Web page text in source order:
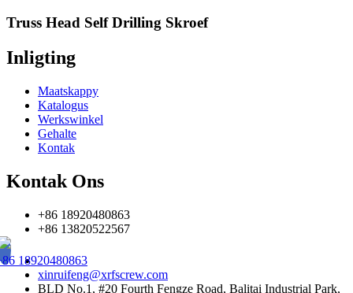
Truss Head Self Drilling Skroef
Inligting
Maatskappy
Katalogus
Werkswinkel
Gehalte
Kontak
Kontak Ons
+86 18920480863
+86 13820522567
18920480863
xinruifeng@xrfscrew.com
BLD No.1, #20 Fourth Fengze Road, Balitai Industrial Park,